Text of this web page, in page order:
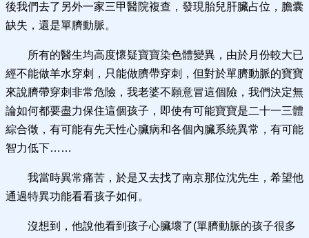
後我們去了另外一家三甲醫院複查，發現胎兒肝臟占位，膽囊
缺失，還是單臍動脈。
所有的醫生均高度懷疑寶寶染色體變異，由於月份較大已
經不能做羊水穿刺，只能做臍帶穿刺，但對於單臍動脈的寶寶
來說臍帶穿刺非常危險，我老婆不願意冒這個險，我們決定無
論如何都要盡力保住這個孩子，即使有可能寶寶是二十一三體
綜合徵，有可能有先天性心臟病和各個內臟系統異常，有可能
智力低下……
我當時異常痛苦，於是又去找了南京那位沈先生，希望他
通過特異功能看看孩子如何。
沒想到，他說他看到孩子心臟壞了(單臍動脈的孩子很多